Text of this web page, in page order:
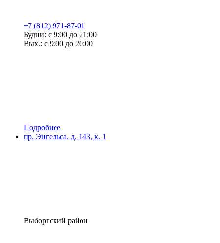
+7 (812) 971-87-01
Будни: с 9:00 до 21:00
Вых.: с 9:00 до 20:00
Подробнее
пр. Энгельса, д. 143, к. 1
Выборгский район